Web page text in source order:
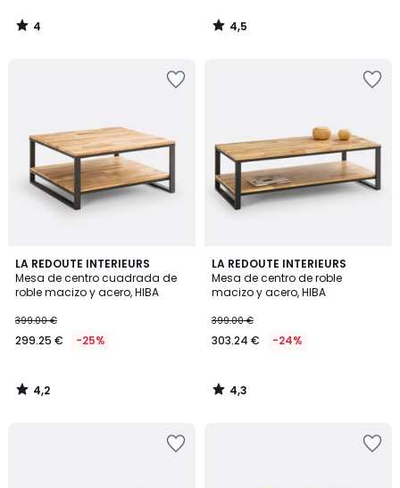
4
/
4,5
/
LA REDOUTE INTERIEURS
Mesa de centro cuadrada de
roble macizo y acero, HIBA
399.00 €
299.25 € -25%
4,2
/ 5
4,2
/
LA REDOUTE INTERIEURS
Mesa de centro de roble
macizo y acero, HIBA
399.00 €
303.24 € -24%
4,3
/ 5
4,3
/